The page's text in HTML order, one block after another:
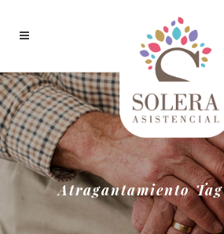
Atragantamiento Tag